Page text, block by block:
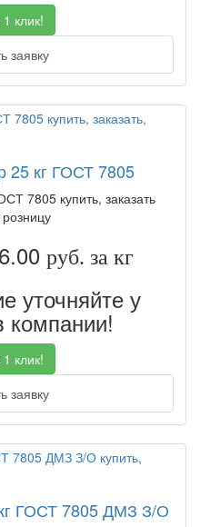
клик!
заявку
25 кг ГОСТ 7805
7805 купить, заказать
руб. за кг
уточняйте у
компании!
клик!
заявку
ГОСТ 7805 ДМЗ З/О